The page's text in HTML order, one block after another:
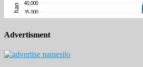
Advertisment